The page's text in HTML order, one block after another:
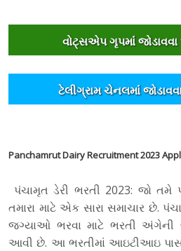
વોટ્સએપ ગૃપમાંં
ટેલીગ્રામ ચેનલમાંં
Panchamrut Dairy Recruitment 2023
પંચામૃત ડેરી ભરતી 2023: જો તમે
તમારા માટે એક સારા સમાચાર છે.
જગ્યાઓ ભરવા માટે ભરતી અંગેની
આવી છે. આ ભરતીમાં આઇટીઆઇ